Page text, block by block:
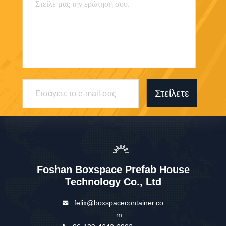
Στείλετε
Foshan Boxspace Prefab House
Technology Co., Ltd
felix@boxspacecontainer.co
m